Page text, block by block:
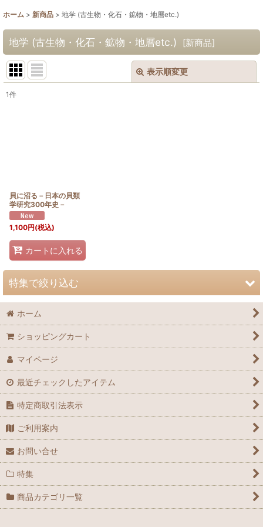
ホーム > 新商品 > 地学 (古生物・化石・鉱物・地層etc.)
地学 (古生物・化石・鉱物・地層etc.) [新商品]
表示順変更
1件
貝に沼る－日本の貝類
学研究300年史－
1,100円(税込)
カートに入れる
特集で絞り込む
動物 (動物・鳥・両生・爬虫・魚・甲殻・軟体etc.)
昆虫 (昆虫・ムシetc.)
植物 (木本・草本・シダ・コケ・キノコetc.)
博物学・生態系 (地域の自然・外来生物etc.)
第54回特別展「自然史のイラストレーション」
第55回特別展「貝に沼る」
ホーム
ショッピングカート
マイページ
最近チェックしたアイテム
特定商取引法表示
ご利用案内
お問い合せ
特集
商品カテゴリ一覧